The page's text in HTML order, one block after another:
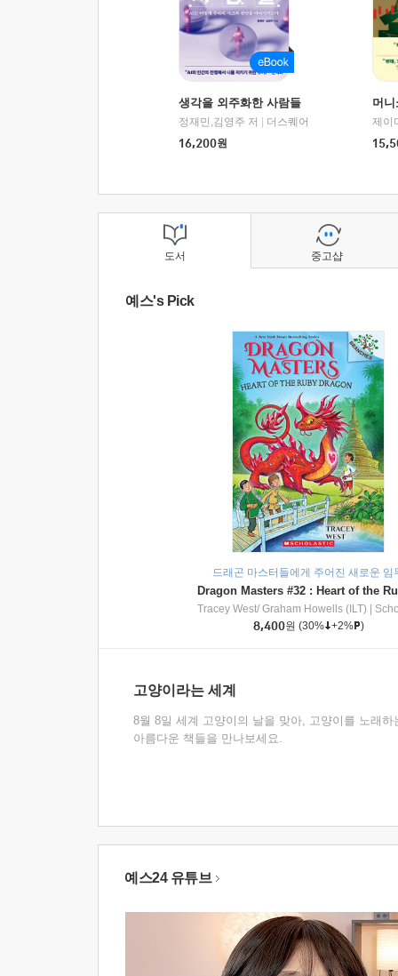
생각을 외주화한 사람들
정재민,김영주 저
더스퀘어
16,200원
머
도서
예스's Pick
드래곤 마스터들에게 주어진 새로운 임
Tracey West/ Graham Howells (ILT)
8,400원 (30% +2% )
고양이라는 세계
8월 8일 세계 고양이의 날을 맞아, 고양이를 노래하
아름다운 책들을 만나보세요.
중고샵
예스24 유튜브